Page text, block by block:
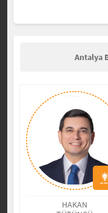
Antalya
HAKAN